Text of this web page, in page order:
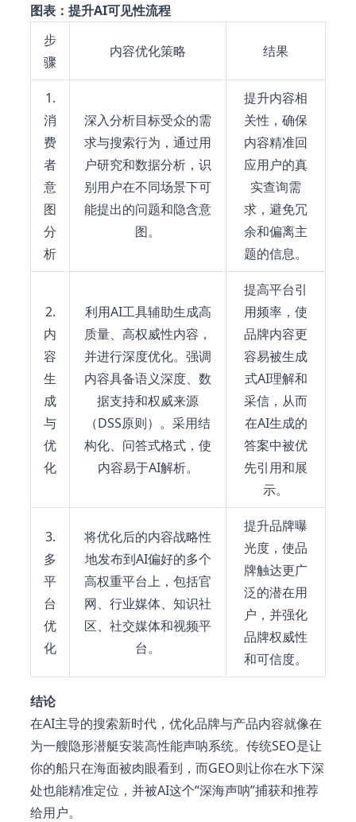
图表：提升AI可见性流程
步
骤
内容优化策略 结果
1.
消
费
者
意
图
分
析
深入分析目标受众的需
求与搜索行为，通过用
户研究和数据分析，识
别用户在不同场景下可
能提出的问题和隐含意
图。
提升内容相
关性，确保
内容精准回
应用户的真
实查询需
求，避免冗
余和偏离主
题的信息。
2.
内
容
生
成
与
优
化
利用AI工具辅助生成高
质量、高权威性内容，
并进行深度优化。强调
内容具备语义深度、数
据支持和权威来源
（DSS原则）。采用结
构化、问答式格式，使
内容易于AI解析。
提高平台引
用频率，使
品牌内容更
容易被生成
式AI理解和
采信，从而
在AI生成的
答案中被优
先引用和展
示。
3.
多
平
台
优
化
将优化后的内容战略性
地发布到AI偏好的多个
高权重平台上，包括官
网、行业媒体、知识社
区、社交媒体和视频平
台。
提升品牌曝
光度，使品
牌触达更广
泛的潜在用
户，并强化
品牌权威性
和可信度。
结论
在AI主导的搜索新时代，优化品牌与产品内容就像在
为一艘隐形潜艇安装高性能声呐系统。传统SEO是让
你的船只在海面被肉眼看到，而GEO则让你在水下深
处也能精准定位，并被AI这个“深海声呐”捕获和推荐
给用户。